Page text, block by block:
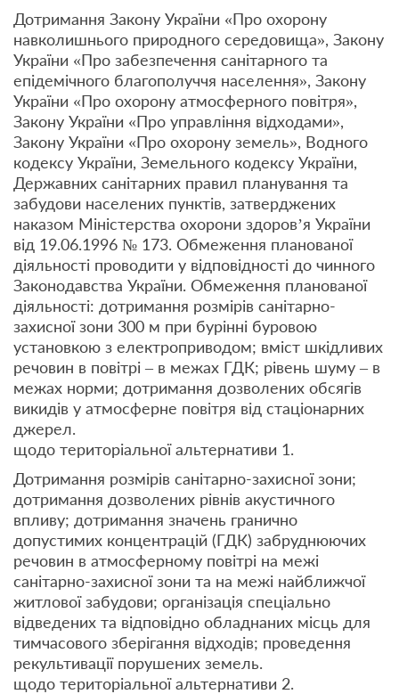
Дотримання Закону України «Про охорону
навколишнього природного середовища», Закону
України «Про забезпечення санітарного та
епідемічного благополуччя населення», Закону
України «Про охорону атмосферного повітря»,
Закону України «Про управління відходами»,
Закону України «Про охорону земель», Водного
кодексу України, Земельного кодексу України,
Державних санітарних правил планування та
забудови населених пунктів, затверджених
наказом Міністерства охорони здоров’я України
від 19.06.1996 № 173. Обмеження планованої
діяльності проводити у відповідності до чинного
Законодавства України. Обмеження планованої
діяльності: дотримання розмірів санітарно-
захисної зони 300 м при бурінні буровою
установкою з електроприводом; вміст шкідливих
речовин в повітрі – в межах ГДК; рівень шуму – в
межах норми; дотримання дозволених обсягів
викидів у атмосферне повітря від стаціонарних
джерел.
щодо територіальної альтернативи 1.
Дотримання розмірів санітарно-захисної зони;
дотримання дозволених рівнів акустичного
впливу; дотримання значень гранично
допустимих концентрацій (ГДК) забруднюючих
речовин в атмосферному повітрі на межі
санітарно-захисної зони та на межі найближчої
житлової забудови; організація спеціально
відведених та відповідно обладнаних місць для
тимчасового зберігання відходів; проведення
рекультивації порушених земель.
щодо територіальної альтернативи 2.